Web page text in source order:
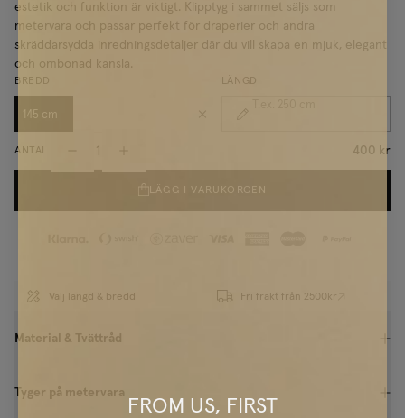
estetik och funktion är viktigt. Klipptyg i sammet säljs som
metervara och passar perfekt för draperier och andra
skräddarsydda inredningsdetaljer där du vill skapa en mjuk, elegant
och ombonad känsla.
BREDD
145 cm
LÄNGD
ANTAL 400 kr
LÄGG I VARUKORGEN
Välj längd & bredd Fri frakt från 2500kr
Material & Tvättråd
Tyger på metervara
FROM US, FIRST